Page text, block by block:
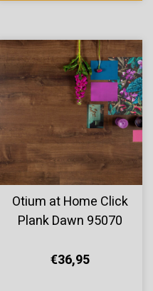
Otium at Home Click
Plank Dawn 95070
€36,95